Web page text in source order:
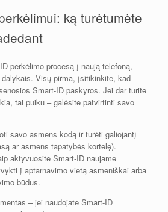
ką turėtumėte
perkėlimo procesą į naują telefoną,
Visų pirma, įsitikinkite, kad
Smart-ID paskyros. Jei dar turite
tai puiku – galėsite patvirtinti savo
savo asmens kodą ir turėti galiojantį
ar asmens tapatybės kortelę).
aktyvuosite Smart-ID naujame
į aptarnavimo vietą asmeniškai arba
būdus.
– jei naudojate Smart-ID